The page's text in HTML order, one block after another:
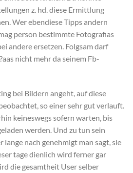
z. hd. diese Ermittlung
Wer ebendiese Tipps andern
person bestimmte Fotografi­as
andere ersetzen. Folgsam darf
nicht mehr da seinem Fb-
bei Bildern angeht, auf diese
so einer sehr gut verlauft.
keineswegs sofern warten, bis
werden. Und zu tun sein
nach genehmigt man sagt, sie
tage dienlich wird ferner gar
die gesamtheit User selber